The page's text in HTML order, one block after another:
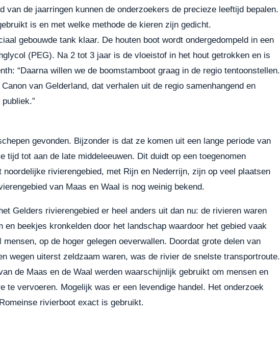
van de jaarringen kunnen de onderzoekers de precieze leeftijd bepalen.
is en met welke methode de kieren zijn gedicht.
gebouwde tank klaar. De houten boot wordt ondergedompeld in een
(PEG). Na 2 tot 3 jaar is de vloeistof in het hout getrokken en is
“Daarna willen we de boomstamboot graag in de regio tentoonstellen.
van Gelderland, dat verhalen uit de regio samenhangend en
gevonden. Bijzonder is dat ze komen uit een lange periode van
tijd tot aan de late middeleeuwen. Dit duidt op een toegenomen
rivierengebied, met Rijn en Nederrijn, zijn op veel plaatsen
van Maas en Waal is nog weinig bekend.
Gelders rivierengebied er heel anders uit dan nu: de rivieren waren
beekjes kronkelden door het landschap waardoor het gebied vaak
op de hoger gelegen oeverwallen. Doordat grote delen van
wegen uiterst zeldzaam waren, was de rivier de snelste transportroute.
de Maas en de Waal werden waarschijnlijk gebruikt om mensen en
te vervoeren. Mogelijk was er een levendige handel. Het onderzoek
rivierboot exact is gebruikt.